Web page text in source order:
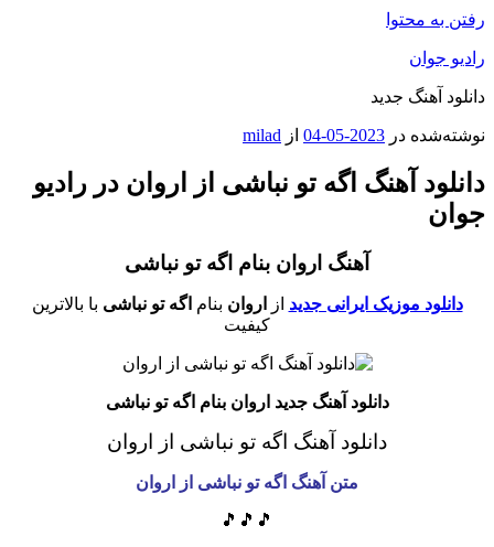
رفتن به محتوا
رادیو جوان
دانلود آهنگ جدید
نوشته‌شده در 2023-05-04 از milad
دانلود آهنگ اگه تو نباشی از اروان در رادیو
جوان
آهنگ اروان بنام اگه تو نباشی
دانلود موزیک ایرانی جدید از اروان بنام اگه تو نباشی با بالاترین
کیفیت
دانلود آهنگ جدید اروان بنام اگه تو نباشی
دانلود آهنگ اگه تو نباشی از اروان
متن آهنگ اگه تو نباشی از اروان
🎵🎵🎵